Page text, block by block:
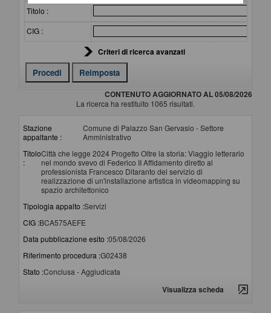
Titolo :
CIG :
Criteri di ricerca avanzati
CONTENUTO AGGIORNATO AL 05/08/2026
La ricerca ha restituito 1065 risultati.
Stazione
appaltante :
Comune di Palazzo San Gervasio - Settore
Amministrativo
Titolo
:
Città che legge 2024 Progetto Oltre la storia: Viaggio letterario
nel mondo svevo di Federico II Affidamento diretto al
professionista Francesco Ditaranto del servizio di
realizzazione di un'installazione artistica in videomapping su
spazio architettonico
Tipologia appalto :Servizi
CIG :BCA575AEFE
Data pubblicazione esito :05/08/2026
Riferimento procedura :G02438
Stato :Conclusa - Aggiudicata
Visualizza scheda